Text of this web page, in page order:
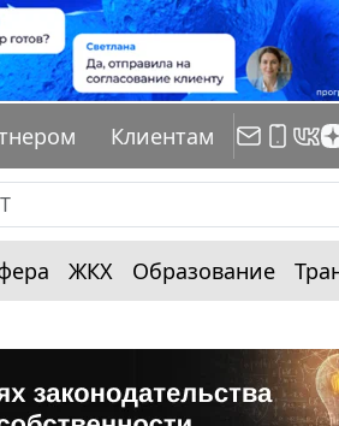
Клиентам
ЖКХ Образование